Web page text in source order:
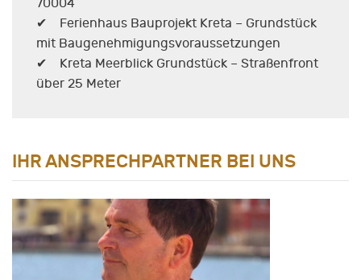
70004
✔ Ferienhaus Bauprojekt Kreta – Grundstück
mit Baugenehmigungsvoraussetzungen
✔ Kreta Meerblick Grundstück – Straßenfront
über 25 Meter
IHR ANSPRECHPARTNER BEI UNS